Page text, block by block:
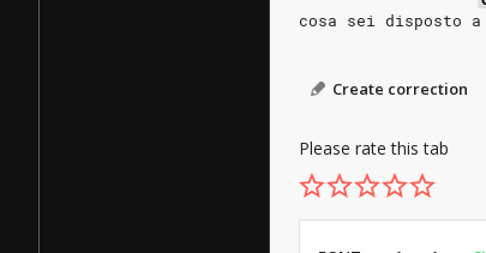
cosa sei disposto a
Create correction
Please rate this tab